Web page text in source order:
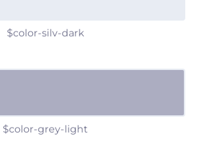
$color-silv-dark
$color-grey-light